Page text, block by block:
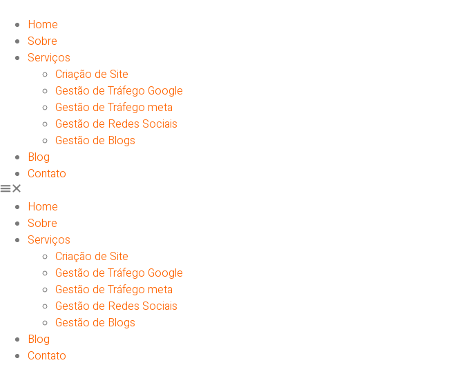
para
conteúdo
Home
Sobre
Serviços
Criação de Site
Gestão de Tráfego Google
Gestão de Tráfego meta
Gestão de Redes Sociais
Gestão de Blogs
Blog
Contato
Home
Sobre
Serviços
Criação de Site
Gestão de Tráfego Google
Gestão de Tráfego meta
Gestão de Redes Sociais
Gestão de Blogs
Blog
Contato